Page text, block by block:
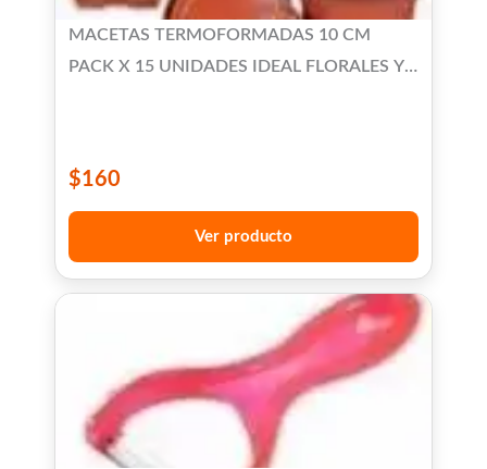
MACETAS TERMOFORMADAS 10 CM
PACK X 15 UNIDADES IDEAL FLORALES Y
$160
Ver producto